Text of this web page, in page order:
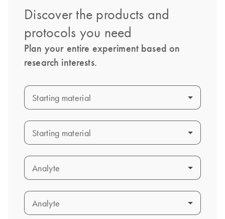
Discover the products and
protocols you need
Plan your entire experiment based on
research interests.
Starting material
Starting material
Starting material
Starting material
Analyte
Analyte
Analyte
Analyte